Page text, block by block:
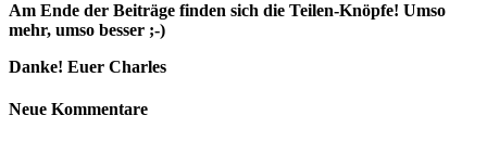
Am Ende der Beiträge finden sich die Teilen-Knöpfe! Umso
mehr, umso besser ;-)
Danke! Euer Charles
Neue Kommentare